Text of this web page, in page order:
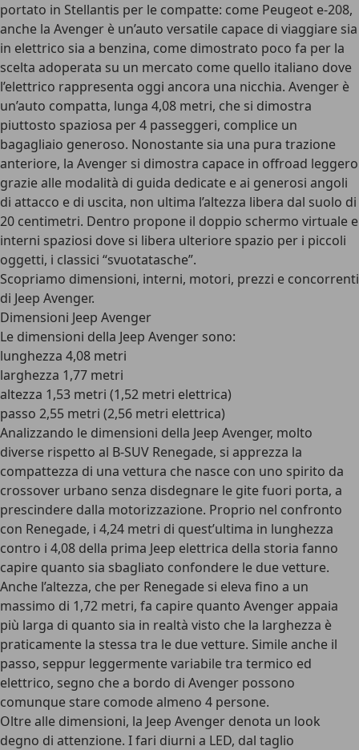
portato in Stellantis per le compatte: come Peugeot e-208,
anche la Avenger è un’auto versatile capace di viaggiare sia
in elettrico sia a benzina, come dimostrato poco fa per la
scelta adoperata su un mercato come quello italiano dove
l’elettrico rappresenta oggi ancora una nicchia. Avenger è
un’auto compatta, lunga 4,08 metri, che si dimostra
piuttosto spaziosa per 4 passeggeri, complice un
bagagliaio generoso. Nonostante sia una pura trazione
anteriore, la Avenger si dimostra capace in offroad leggero
grazie alle modalità di guida dedicate e ai generosi angoli
di attacco e di uscita, non ultima l’altezza libera dal suolo di
20 centimetri. Dentro propone il doppio schermo virtuale e
interni spaziosi dove si libera ulteriore spazio per i piccoli
oggetti, i classici “svuotatasche”.
Scopriamo dimensioni, interni, motori, prezzi e concorrenti
di Jeep Avenger.
Dimensioni Jeep Avenger
Le dimensioni della Jeep Avenger sono:
lunghezza 4,08 metri
larghezza 1,77 metri
altezza 1,53 metri (1,52 metri elettrica)
passo 2,55 metri (2,56 metri elettrica)
Analizzando le dimensioni della Jeep Avenger, molto
diverse rispetto al B-SUV Renegade, si apprezza la
compattezza di una vettura che nasce con uno spirito da
crossover urbano senza disdegnare le gite fuori porta, a
prescindere dalla motorizzazione. Proprio nel confronto
con Renegade, i 4,24 metri di quest’ultima in lunghezza
contro i 4,08 della prima Jeep elettrica della storia fanno
capire quanto sia sbagliato confondere le due vetture.
Anche l’altezza, che per Renegade si eleva fino a un
massimo di 1,72 metri, fa capire quanto Avenger appaia
più larga di quanto sia in realtà visto che la larghezza è
praticamente la stessa tra le due vetture. Simile anche il
passo, seppur leggermente variabile tra termico ed
elettrico, segno che a bordo di Avenger possono
comunque stare comode almeno 4 persone.
Oltre alle dimensioni, la Jeep Avenger denota un look
degno di attenzione. I fari diurni a LED, dal taglio